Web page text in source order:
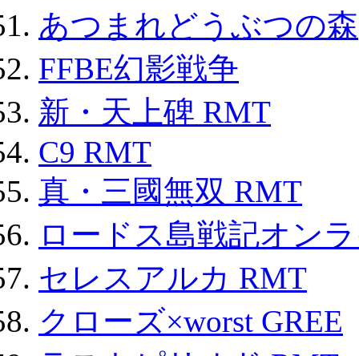
あつまれどうぶつの森
FFBE幻影戦争
新・天上碑 RMT
C9 RMT
真・三國無双 RMT
ロードス島戦記オン
セレスアルカ RMT
クローズ×worst GREE